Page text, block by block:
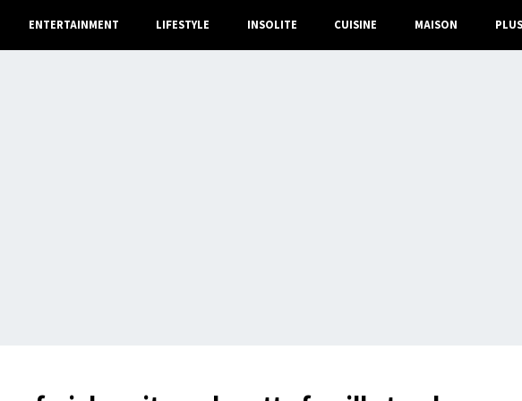
ENTERTAINMENT LIFESTYLE INSOLITE CUISINE MAISON PLUS